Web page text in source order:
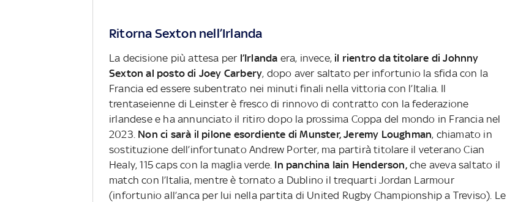
Ritorna Sexton nell’Irlanda
La decisione più attesa per l’Irlanda era, invece, il rientro da titolare di Johnny
Sexton al posto di Joey Carbery, dopo aver saltato per infortunio la sfida con la
Francia ed essere subentrato nei minuti finali nella vittoria con l’Italia. Il
trentaseienne di Leinster è fresco di rinnovo di contratto con la federazione
irlandese e ha annunciato il ritiro dopo la prossima Coppa del mondo in Francia nel
2023. Non ci sarà il pilone esordiente di Munster, Jeremy Loughman, chiamato in
sostituzione dell’infortunato Andrew Porter, ma partirà titolare il veterano Cian
Healy, 115 caps con la maglia verde. In panchina Iain Henderson,che aveva saltato il
match con l’Italia, mentre è tornato a Dublino il trequarti Jordan Larmour
(infortunio all’anca per lui nella partita di United Rugby Championship a Treviso). Le